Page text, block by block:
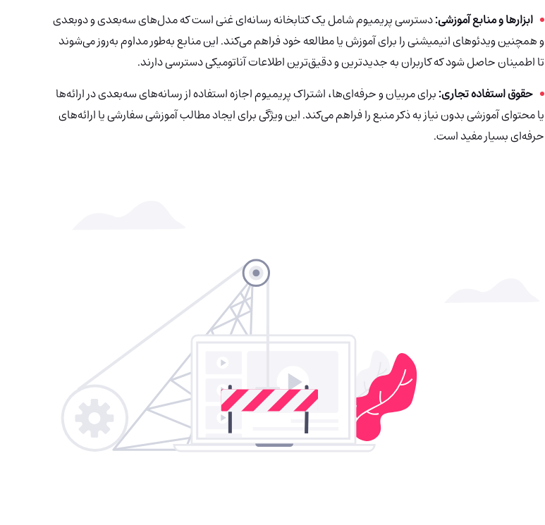
ابزارها و منابع آموزشی:دسترسی پریمیوم شامل یک کتابخانه رسانه‌ای غنی است که مدل‌های سه‌بعدی و دو‌بعدی
و همچنین ویدئوهای انیمیشنی را برای آموزش یا مطالعه خود فراهم می‌کند. این منابع به‌طور مداوم به‌روز می‌شوند
تا اطمینان حاصل شود که کاربران به جدیدترین و دقیق‌ترین اطلاعات آناتومیکی دسترسی دارند.
حقوق استفاده تجاری:برای مربیان و حرفه‌ای‌ها، اشتراک پریمیوم اجازه استفاده از رسانه‌های سه‌بعدی در ارائه‌ها
یا محتوای آموزشی بدون نیاز به ذکر منبع را فراهم می‌کند. این ویژگی برای ایجاد مطالب آموزشی سفارشی یا ارائه‌های
حرفه‌ای بسیار مفید است.